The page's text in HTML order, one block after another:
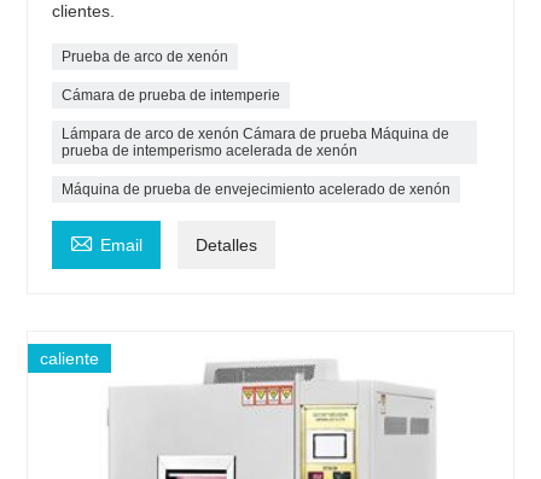
clientes.
Prueba de arco de xenón
Cámara de prueba de intemperie
Lámpara de arco de xenón Cámara de prueba Máquina de
prueba de intemperismo acelerada de xenón
Máquina de prueba de envejecimiento acelerado de xenón
 Email Detalles
caliente